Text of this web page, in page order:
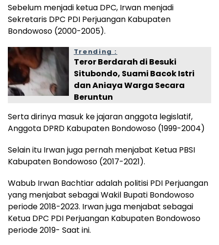
Sebelum menjadi ketua DPC, Irwan menjadi
Sekretaris DPC PDI Perjuangan Kabupaten
Bondowoso (2000-2005).
Trending :
Teror Berdarah di Besuki
Situbondo, Suami Bacok Istri
dan Aniaya Warga Secara
Beruntun
Serta dirinya masuk ke jajaran anggota legislatif,
Anggota DPRD Kabupaten Bondowoso (1999-2004)
Selain itu Irwan juga pernah menjabat Ketua PBSI
Kabupaten Bondowoso (2017-2021).
Wabub Irwan Bachtiar adalah politisi PDI Perjuangan
yang menjabat sebagai Wakil Bupati Bondowoso
periode 2018-2023. Irwan juga menjabat sebagai
Ketua DPC PDI Perjuangan Kabupaten Bondowoso
periode 2019- Saat ini.